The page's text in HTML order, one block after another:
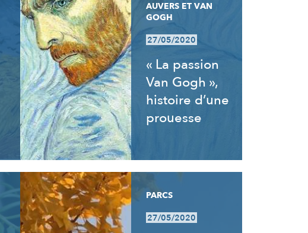
AUVERS ET VAN
GOGH
27/05/2020
« La passion
Van Gogh »,
histoire d’une
prouesse
PARCS
27/05/2020